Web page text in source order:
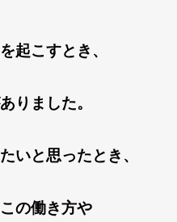
起こすとき、
りました。
いと思ったとき、
の働き方や